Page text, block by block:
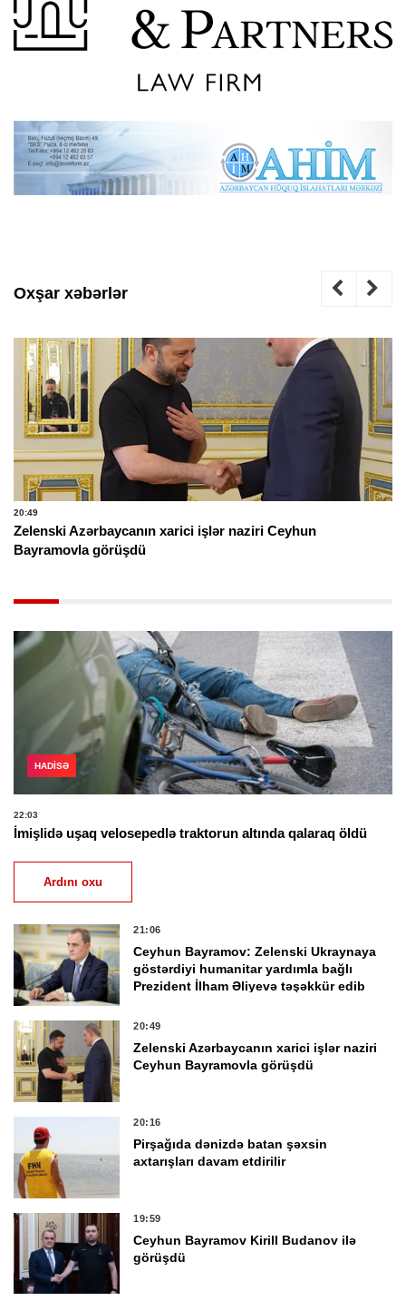
Oxşar xəbərlər
20:49
Zelenski Azərbaycanın xarici işlər naziri Ceyhun
Bayramovla görüşdü
HADISƏ
22:03
İmişlidə uşaq velosepedlə traktorun altında qalaraq öldü
Ardını oxu
21:06
Ceyhun Bayramov: Zelenski Ukraynaya
göstərdiyi humanitar yardımla bağlı
Prezident İlham Əliyevə təşəkkür edib
20:49
Zelenski Azərbaycanın xarici işlər naziri
Ceyhun Bayramovla görüşdü
20:16
Pirşağıda dənizdə batan şəxsin
axtarışları davam etdirilir
19:59
Ceyhun Bayramov Kirill Budanov ilə
görüşdü